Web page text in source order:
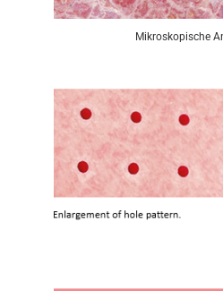
Mikroskopische